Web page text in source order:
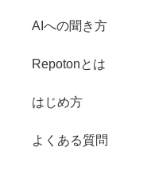
AIへの聞き方
Repotonとは
はじめ方
よくある質問